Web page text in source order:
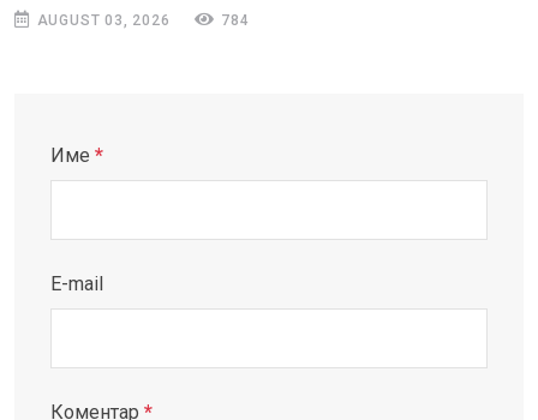
AUGUST 03, 2026 784
Име *
E-mail
Коментар *